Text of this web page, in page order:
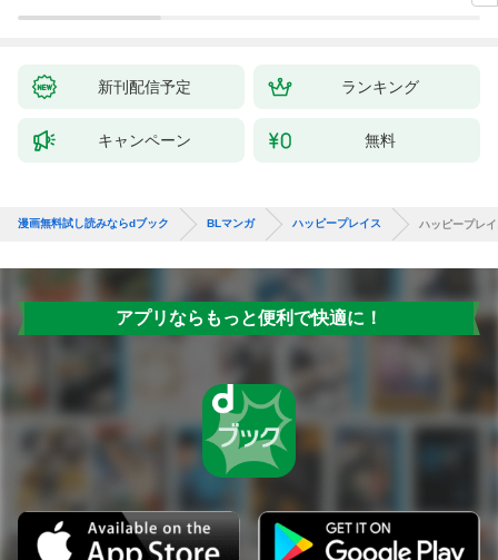
新刊配信予定 ランキング
キャンペーン 無料
漫画無料試し読みならdブック BLマンガ ハッピープレイス ハッピープレ
アプリならもっと便利で快適に！